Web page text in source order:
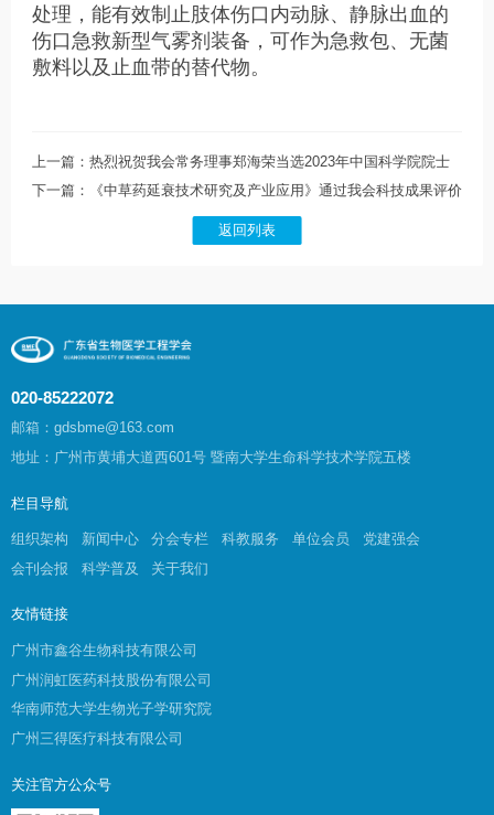
处理，能有效制止肢体伤口内动脉、静脉出血的
伤口急救新型气雾剂装备，可作为急救包、无菌
敷料以及止血带的替代物。
上一篇：热烈祝贺我会常务理事郑海荣当选2023年中国科学院院士
下一篇：《中草药延衰技术研究及产业应用》通过我会科技成果评价
返回列表
020-85222072
邮箱：gdsbme@163.com
地址：广州市黄埔大道西601号 暨南大学生命科学技术学院五楼
栏目导航
组织架构 新闻中心 分会专栏 科教服务 单位会员
党建强会
会刊会报
科学普及 关于我们
友情链接
广州市鑫谷生物科技有限公司
广州润虹医药科技股份有限公司
华南师范大学生物光子学研究院
广州三得医疗科技有限公司
关注官方公众号